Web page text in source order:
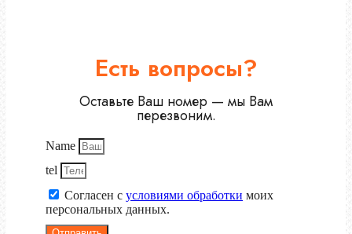
Есть вопросы?
Оставьте Ваш номер — мы Вам
перезвоним.
Name
tel
Согласен с условиями обработки моих
персональных данных.